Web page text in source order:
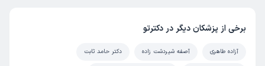
برخی از پزشکان دیگر در دکترتو
آزاده طاهری آصفه شیردشت زاده دکتر حامد ثابت